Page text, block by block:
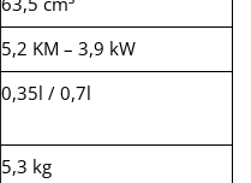
5,2 KM – 3,9 kW
0,35l / 0,7l
5,3 kg